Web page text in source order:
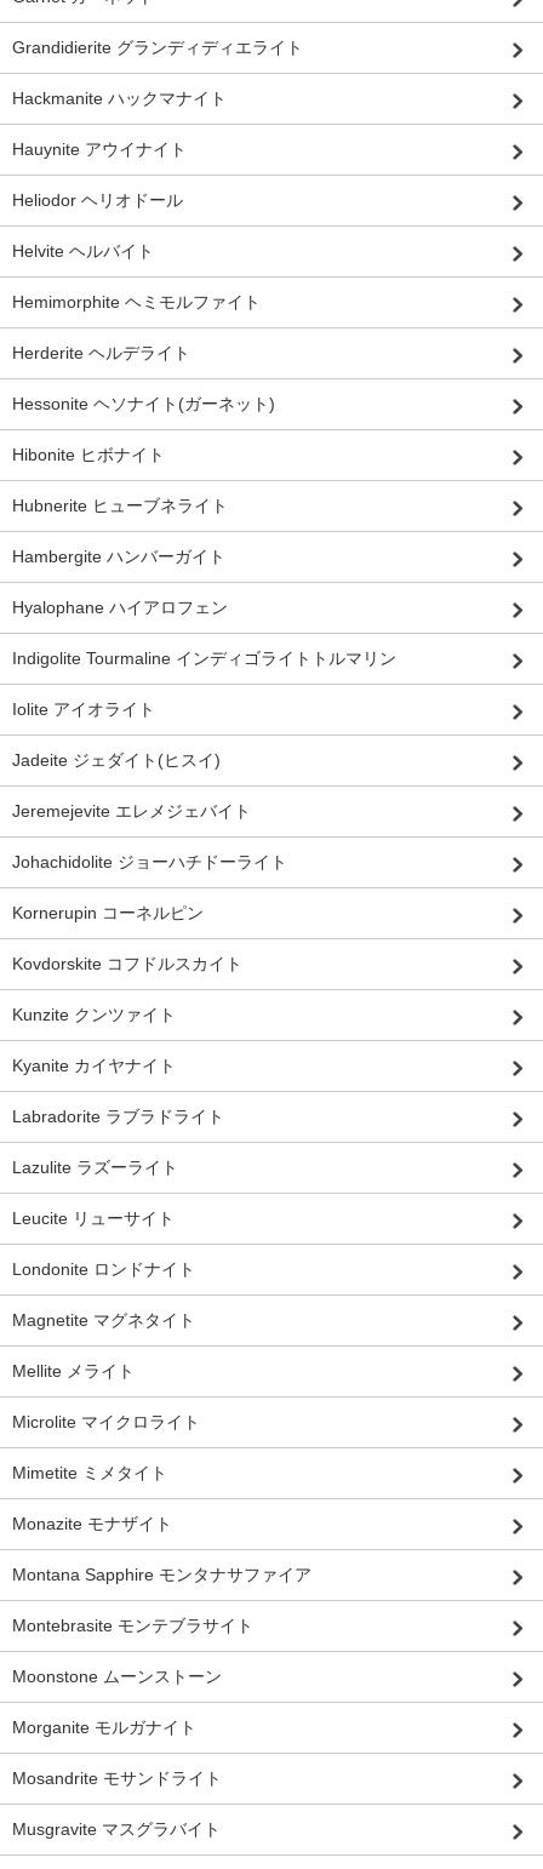
Grandidierite グランディディエライト
Hackmanite ハックマナイト
Hauynite アウイナイト
Heliodor ヘリオドール
Helvite ヘルバイト
Hemimorphite ヘミモルファイト
Herderite ヘルデライト
Hessonite ヘソナイト(ガーネット)
Hibonite ヒボナイト
Hubnerite ヒューブネライト
Hambergite ハンバーガイト
Hyalophane ハイアロフェン
Indigolite Tourmaline インディゴライトトルマリン
Iolite アイオライト
Jadeite ジェダイト(ヒスイ)
Jeremejevite エレメジェバイト
Johachidolite ジョーハチドーライト
Kornerupin コーネルピン
Kovdorskite コフドルスカイト
Kunzite クンツァイト
Kyanite カイヤナイト
Labradorite ラブラドライト
Lazulite ラズーライト
Leucite リューサイト
Londonite ロンドナイト
Magnetite マグネタイト
Mellite メライト
Microlite マイクロライト
Mimetite ミメタイト
Monazite モナザイト
Montana Sapphire モンタナサファイア
Montebrasite モンテブラサイト
Moonstone ムーンストーン
Morganite モルガナイト
Mosandrite モサンドライト
Musgravite マスグラバイト